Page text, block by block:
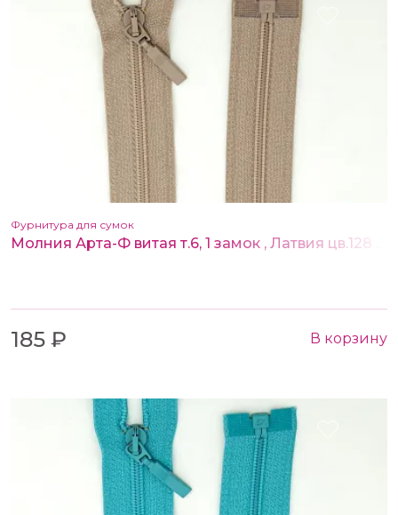
Фурнитура для сумок
185 ₽ В корзину